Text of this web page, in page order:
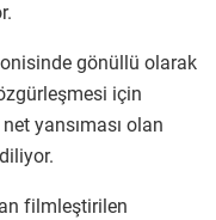
gönüllü olarak
özgürleşmesi için
yansıması olan
filmleştirilen